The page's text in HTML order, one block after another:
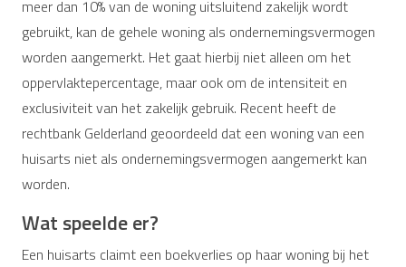
meer dan 10% van de woning uitsluitend zakelijk wordt
gebruikt, kan de gehele woning als ondernemingsvermogen
worden aangemerkt. Het gaat hierbij niet alleen om het
oppervlaktepercentage, maar ook om de intensiteit en
exclusiviteit van het zakelijk gebruik. Recent heeft de
rechtbank Gelderland geoordeeld dat een woning van een
huisarts niet als ondernemingsvermogen aangemerkt kan
worden.
Wat speelde er?
Een huisarts claimt een boekverlies op haar woning bij het